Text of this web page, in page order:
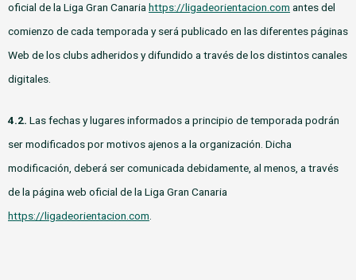
oficial de la Liga Gran Canariahttps://ligadeorientacion.com antes del
comienzo de cada temporada y será publicado en las diferentes páginas
Web de los clubs adheridos y difundido a través de los distintos canales
digitales.
4.2. Las fechas y lugares informados a principio de temporada podrán
ser modificados por motivos ajenos a la organización. Dicha
modificación, deberá ser comunicada debidamente, al menos, a través
de la página web oficial de la Liga Gran Canaria
https://ligadeorientacion.com.